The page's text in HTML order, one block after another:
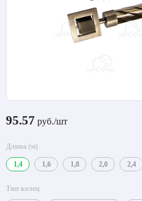
95.57 руб./шт
Длина (м)
1,4 1,6 1,8 2,0 2,4
Тип колец